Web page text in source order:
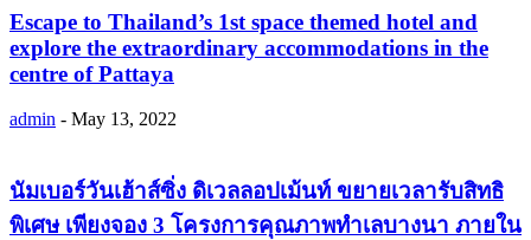
Escape to Thailand’s 1st space themed hotel and
explore the extraordinary accommodations in the
centre of Pattaya
admin - May 13, 2022
นัมเบอร์วันเฮ้าส์ซิ่ง ดิเวลลอปเม้นท์ ขยายเวลารับสิทธิ
พิเศษ เพียงจอง 3 โครงการคุณภาพทำเลบางนา ภายใน